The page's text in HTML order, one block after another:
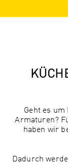
Geht es
Armaturen?
haben wir
Dadurch